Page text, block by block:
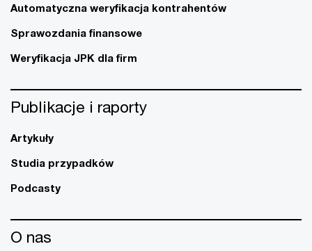
Automatyczna weryfikacja kontrahentów
Sprawozdania finansowe
Weryfikacja JPK dla firm
Publikacje i raporty
Artykuły
Studia przypadków
Podcasty
O nas